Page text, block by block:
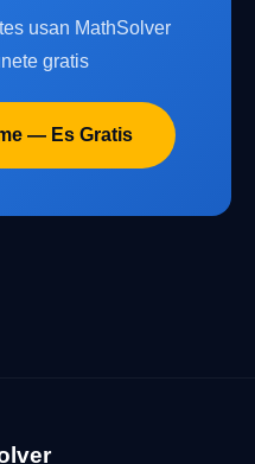
usan MathSolver
gratis
— Es Gratis